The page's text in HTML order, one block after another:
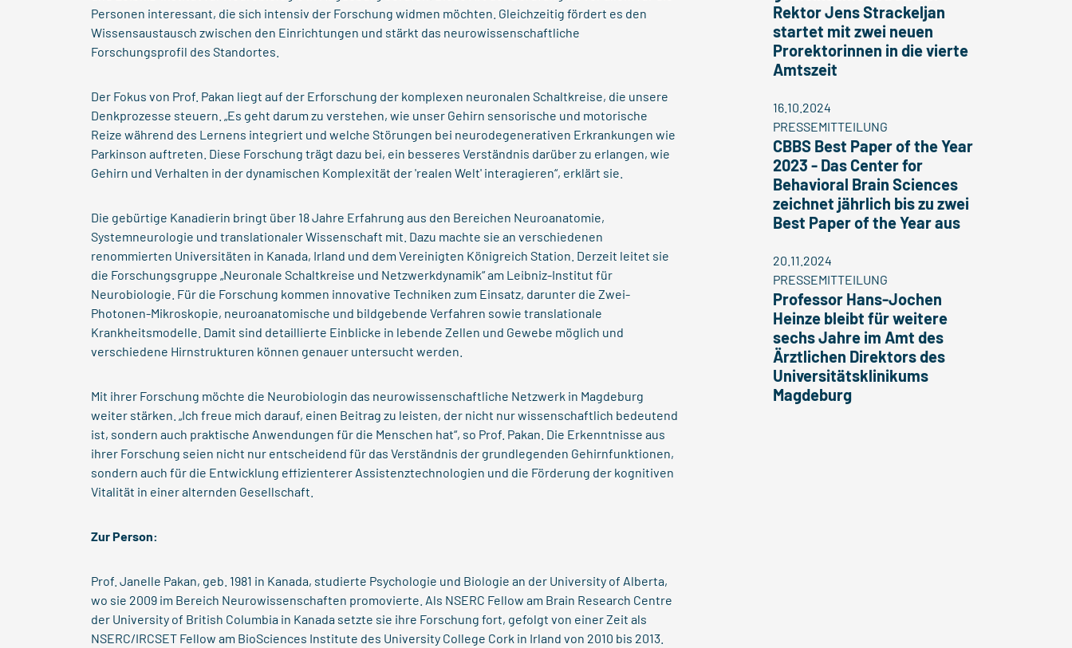
Personen interessant, die sich intensiv der Forschung widmen möchten. Gleichzeitig fördert es den
Wissensaustausch zwischen den Einrichtungen und stärkt das neurowissenschaftliche
Forschungsprofil des Standortes.
Der Fokus von Prof. Pakan liegt auf der Erforschung der komplexen neuronalen Schaltkreise, die unsere
Denkprozesse steuern. „Es geht darum zu verstehen, wie unser Gehirn sensorische und motorische
Reize während des Lernens integriert und welche Störungen bei neurodegenerativen Erkrankungen wie
Parkinson auftreten. Diese Forschung trägt dazu bei, ein besseres Verständnis darüber zu erlangen, wie
Gehirn und Verhalten in der dynamischen Komplexität der 'realen Welt' interagieren“, erklärt sie.
Die gebürtige Kanadierin bringt über 18 Jahre Erfahrung aus den Bereichen Neuroanatomie,
Systemneurologie und translationaler Wissenschaft mit. Dazu machte sie an verschiedenen
renommierten Universitäten in Kanada, Irland und dem Vereinigten Königreich Station. Derzeit leitet sie
die Forschungsgruppe „Neuronale Schaltkreise und Netzwerkdynamik“ am Leibniz-Institut für
Neurobiologie. Für die Forschung kommen innovative Techniken zum Einsatz, darunter die Zwei-
Photonen-Mikroskopie, neuroanatomische und bildgebende Verfahren sowie translationale
Krankheitsmodelle. Damit sind detaillierte Einblicke in lebende Zellen und Gewebe möglich und
verschiedene Hirnstrukturen können genauer untersucht werden.
Mit ihrer Forschung möchte die Neurobiologin das neurowissenschaftliche Netzwerk in Magdeburg
weiter stärken. „Ich freue mich darauf, einen Beitrag zu leisten, der nicht nur wissenschaftlich bedeutend
ist, sondern auch praktische Anwendungen für die Menschen hat“, so Prof. Pakan. Die Erkenntnisse aus
ihrer Forschung seien nicht nur entscheidend für das Verständnis der grundlegenden Gehirnfunktionen,
sondern auch für die Entwicklung effizienterer Assistenztechnologien und die Förderung der kognitiven
Vitalität in einer alternden Gesellschaft.
Zur Person:
Prof. Janelle Pakan, geb. 1981 in Kanada, studierte Psychologie und Biologie an der University of Alberta,
wo sie 2009 im Bereich Neurowissenschaften promovierte. Als NSERC Fellow am Brain Research Centre
der University of British Columbia in Kanada setzte sie ihre Forschung fort, gefolgt von einer Zeit als
NSERC/IRCSET Fellow am BioSciences Institute des University College Cork in Irland von 2010 bis 2013.
Rektor Jens Strackeljan
startet mit zwei neuen
Prorektorinnen in die vierte
Amtszeit
16.10.2024
PRESSEMITTEILUNG
CBBS Best Paper of the Year
2023 - Das Center for
Behavioral Brain Sciences
zeichnet jährlich bis zu zwei
Best Paper of the Year aus
20.11.2024
PRESSEMITTEILUNG
Professor Hans-Jochen
Heinze bleibt für weitere
sechs Jahre im Amt des
Ärztlichen Direktors des
Universitätsklinikums
Magdeburg